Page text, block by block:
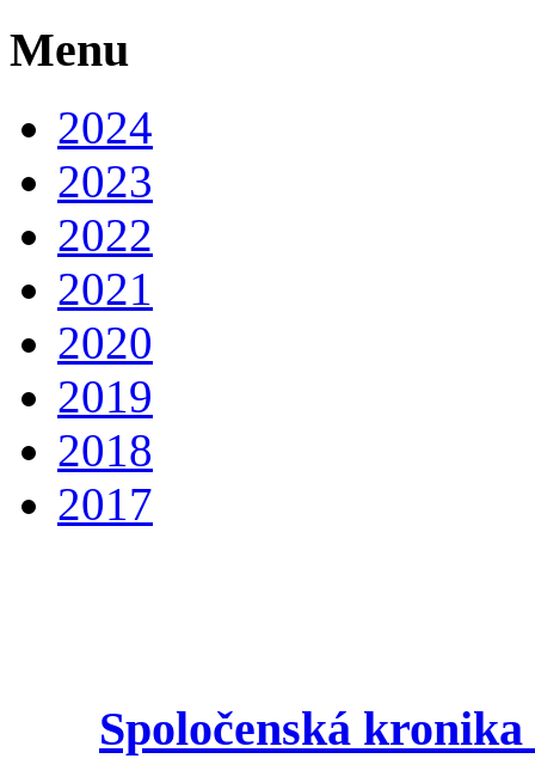
Menu
2024
2023
2022
2021
2020
2019
2018
2017
Spoločenská